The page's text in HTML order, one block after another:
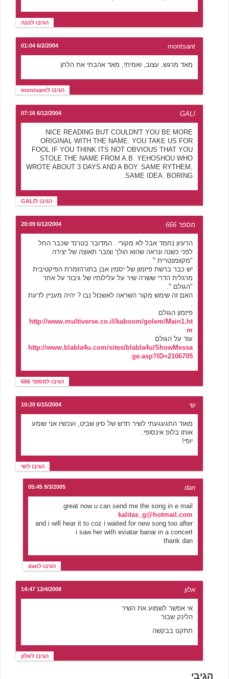
הגיבו לנונה
montsant
6/2/2004 01:04
מאד מרגש, עצוב, ואמיתי, מאד אהבתי את הלחן
הגיבו לmontsant
GALI
6/12/2004 07:16
NICE READING BUT COULDN'T YOU BE MORE
ORIGINAL WITH THE NAME. YOU TAKE US FOR
FOOL IF YOU THINK ITS NOT OBVIOUS THAT YOU
STOLE THE NAME FROM A.B. YEHOSHOU WHO
WROTE ABOUT 3 DAYS AND A BOY. SAME RYTHEM,
SAME IDEA. BORING.
הגיבו לGALI
מספר 666 6/12/2004 20:09
הרעיון נחמד אבל לא מקורי . המדובר בטרנד שכבר החל
לפני כשנה ונראה שהוא הולך וצובר תאוצה של יצירה
"מקוומנטרית " .
יש כבר ברשת פיזמון של יסמין אבן בתורהזמרת הפיקטיבית
מרגלית הדרי ששרה שיר על עלילותיו של גיבור על אחר
"הגולם ".
האם זה שימש מקור השראה לאשכול נבו ? יהיה מעניין לדעת
.
פיזמון הגולם
http://www.multiverse.co.il/kaboom/golem/Main1.ht
m
עוד על הגולם
http://www.blabla4u.com/sites/blabla4u/ShowMessa
ge.asp?ID=2106705
הגיבו למספר 666
שי 6/15/2004 10:20
מאוד התגעגעתי לשיר חדש של סיון שביט, ועכשיו אני שומע
אותו בלופ אינסופי.
יופי!
הגיבו לשי
dan
9/3/2005 05:45
great now u can send me the song in e mail
kalitas_g@hotmail.com
and i will hear it to coz i waited for new song too after
i saw her with eviatar banai in a concert
thank dan
הגיבו לdan
אלון 12/4/2008 14:47
אי אפשר לשמוע את השיר
הלינק שבור
תתקנו בבקשה
הגיבו לאלון
הגיבי